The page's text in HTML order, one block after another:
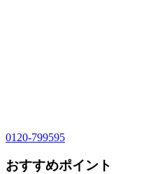
0120-799595
おすすめポイント